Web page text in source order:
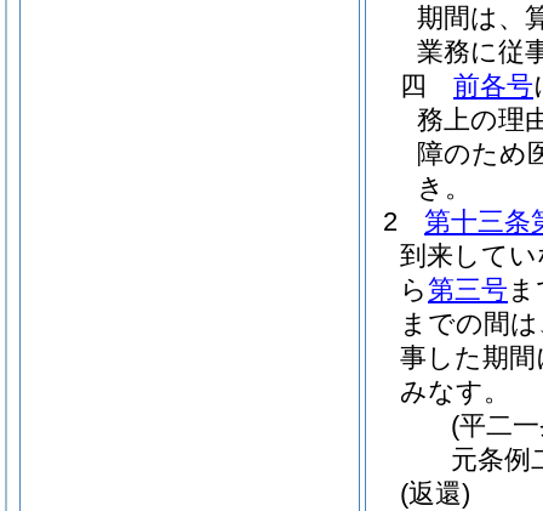
期間は、
業務に従
四
前各号
務上の理
障のため
き。
2
第十三条
到来して
ら第三号
までの間
事した期
みなす。
(平二
元条例
(返還)